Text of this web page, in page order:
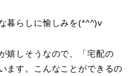
暮らしに愉しみを(*^^)v
しそうなので、「宅配の
ます。こんなことができるの